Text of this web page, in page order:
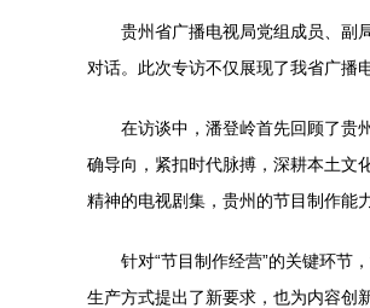
贵州省广播电视局党组成员、副
对话。此次专访不仅展现了我省广播
在访谈中，潘登岭首先回顾了贵
确导向，紧扣时代脉搏，深耕本土文
精神的电视剧集，贵州的节目制作能
针对“节目制作经营”的关键环节
生产方式提出了新要求，也为内容创